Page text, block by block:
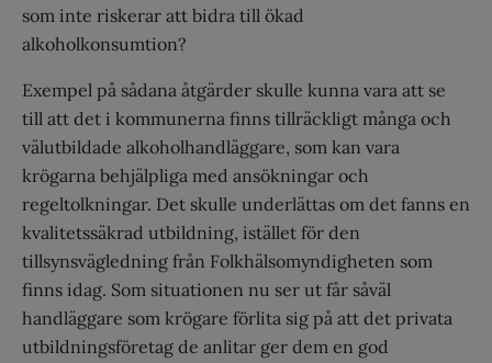
som inte riskerar att bidra till ökad
alkoholkonsumtion?
Exempel på sådana åtgärder skulle kunna vara att se
till att det i kommunerna finns tillräckligt många och
välutbildade alkoholhandläggare, som kan vara
krögarna behjälpliga med ansökningar och
regeltolkningar. Det skulle underlättas om det fanns en
kvalitetssäkrad utbildning, istället för den
tillsynsvägledning från Folkhälsomyndigheten som
finns idag. Som situationen nu ser ut får såväl
handläggare som krögare förlita sig på att det privata
utbildningsföretag de anlitar ger dem en god